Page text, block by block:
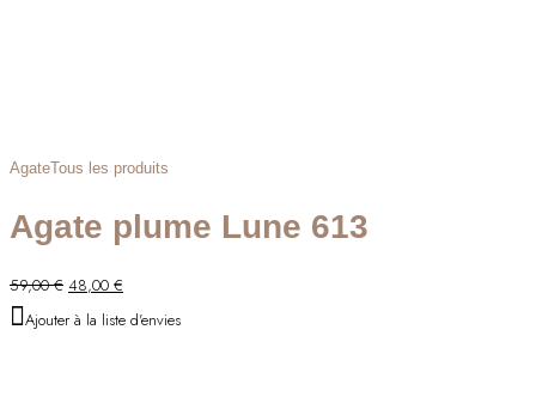
AgateTous les produits
Agate plume Lune 613
59,00€ Le
initial
48,00 €
actuel
Ajouter à la liste d'envies